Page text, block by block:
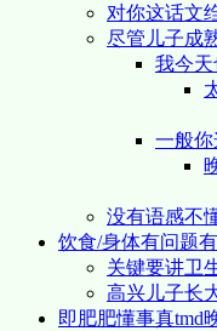
对你这话文
尽管儿子成
我今
一般
没有语感不
饮食/身体有问题
关键要讲卫
高兴儿子长
即肥肥懂事真tmd